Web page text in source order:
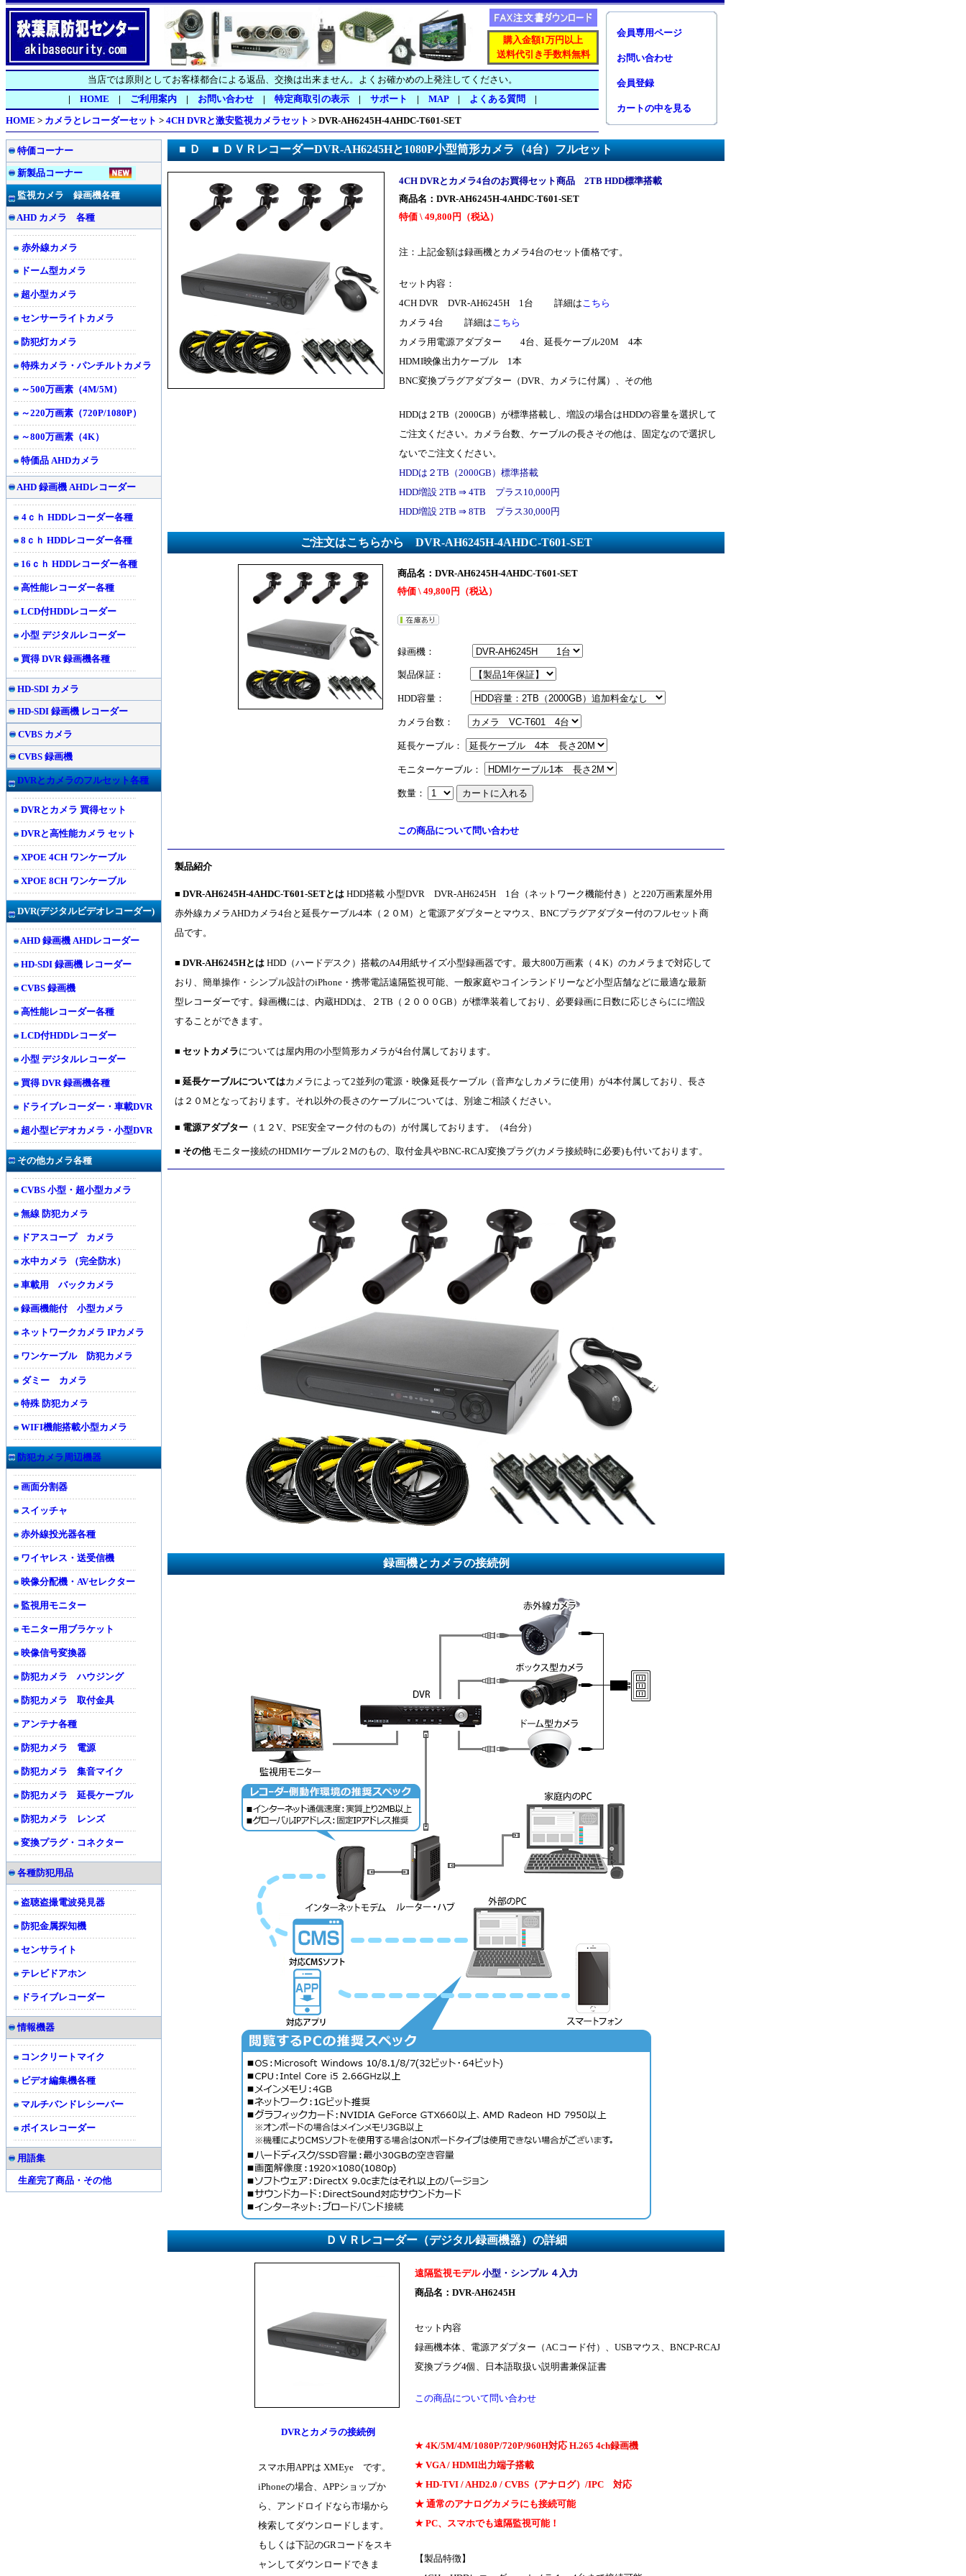
購入金額1万円以上
送料代引き手数料無料
当店では原則としてお客様都合による返品、交換は出来ません。よくお確かめの上発注してください。
| HOME | ご利用案内| お問い合わせ| 特定商取引の表示| サポート | MAP| よくある質問 |
HOME > カメラとレコーダーセット > 4CH DVRと激安監視カメラセット > DVR-AH6245H-4AHDC-T601-SET
会員専用ページ
お問い合わせ
会員登録
カートの中を見る
特価コーナー
新製品コーナー
監視カメラ 録画機各種
AHD カメラ 各種
赤外線カメラ
ドーム型カメラ
超小型カメラ
センサーライトカメラ
防犯灯カメラ
特殊カメラ・パンチルトカメラ
～500万画素（4M/5M）
～220万画素（720P/1080P）
～800万画素（4K）
特価品 AHDカメラ
AHD 録画機 AHDレコーダー
4ｃｈ HDDレコーダー各種
8ｃｈ HDDレコーダー各種
16ｃｈ HDDレコーダー各種
高性能レコーダー各種
LCD付HDDレコーダー
小型 デジタルレコーダー
買得 DVR 録画機各種
HD-SDI カメラ
HD-SDI 録画機 レコーダー
CVBS カメラ
CVBS 録画機
DVRとカメラのフルセット各種
DVRとカメラ 買得セット
DVRと高性能カメラ セット
XPOE 4CH ワンケーブル
XPOE 8CH ワンケーブル
DVR(デジタルビデオレコーダー)
AHD 録画機 AHDレコーダー
HD-SDI 録画機 レコーダー
CVBS 録画機
高性能レコーダー各種
LCD付HDDレコーダー
小型 デジタルレコーダー
買得 DVR 録画機各種
ドライブレコーダー・車載DVR
超小型ビデオカメラ・小型DVR
その他カメラ各種
CVBS 小型・超小型カメラ
無線 防犯カメラ
ドアスコープ カメラ
水中カメラ （完全防水）
車載用 バックカメラ
録画機能付 小型カメラ
ネットワークカメラ IPカメラ
ワンケーブル 防犯カメラ
ダミー カメラ
特殊 防犯カメラ
WIFI機能搭載小型カメラ
防犯カメラ周辺機器
画面分割器
スイッチャ
赤外線投光器各種
ワイヤレス・送受信機
映像分配機・AVセレクター
監視用モニター
モニター用ブラケット
映像信号変換器
防犯カメラ ハウジング
防犯カメラ 取付金具
アンテナ各種
防犯カメラ 電源
防犯カメラ 集音マイク
防犯カメラ 延長ケーブル
防犯カメラ レンズ
変換プラグ・コネクター
各種防犯用品
盗聴盗撮電波発見器
防犯金属探知機
センサライト
テレビドアホン
ドライブレコーダー
情報機器
コンクリートマイク
ビデオ編集機各種
マルチバンドレシーバー
ボイスレコーダー
用語集
生産完了商品・その他
■ Ｄ ■ ＤＶＲレコーダーDVR-AH6245Hと1080P小型筒形カメラ（4台）フルセット
4CH DVRとカメラ4台のお買得セット商品 2TB HDD標準搭載
商品名：DVR-AH6245H-4AHDC-T601-SET
特価 \ 49,800 円（税込）
注：上記金額は録画機とカメラ4台のセット価格です。
セット内容：
4CH DVR DVR-AH6245H 1台 詳細はこちら
カメラ 4台 詳細はこちら
カメラ用電源アダプター 4台、延長ケーブル20M 4本
HDMI映像出力ケーブル 1本
BNC変換プラグアダプター（DVR、カメラに付属）、その他
HDDは２TB（2000GB）が標準搭載し、増設の場合はHDDの容量を選択して
ご注文ください。カメラ台数、ケーブルの長さその他は、固定なので選択し
ないでご注文ください。
HDDは２TB（2000GB）標準搭載
HDD増設 2TB ⇒ 4TB プラス10,000円
HDD増設 2TB ⇒ 8TB プラス30,000円
ご注文はこちらからDVR-AH6245H-4AHDC-T601-SET
商品名：DVR-AH6245H-4AHDC-T601-SET
特価 \ 49,800 円（税込）
録画機：
製品保証：
HDD容量：
カメラ台数：
延長ケーブル：
モニターケーブル：
数量：
この商品について問い合わせ
製品紹介
■ DVR-AH6245H-4AHDC-T601-SETとは HDD搭載 小型DVR DVR-AH6245H 1台（ネットワーク機能付き）と220万画素屋外用
赤外線カメラAHDカメラ4台と延長ケーブル4本（２０M）と電源アダプターとマウス、BNCプラグアダプター付のフルセット商
品です。
■ DVR-AH6245Hとは HDD（ハードデスク）搭載のA4用紙サイズ小型録画器です。最大800万画素（４K）のカメラまで対応して
おり、簡単操作・シンプル設計のiPhone・携帯電話遠隔監視可能、一般家庭やコインランドリーなど小型店舗などに最適な最新
型レコーダーです。録画機には、内蔵HDDは、２TB（２０００GB）が標準装着しており、必要録画に日数に応じさらにに増設
することができます。
■ セットカメラについては屋内用の小型筒形カメラが4台付属しております。
■ 延長ケーブルについてはカメラによって2並列の電源・映像延長ケーブル（音声なしカメラに使用）が4本付属しており、長さ
は２０Mとなっております。それ以外の長さのケーブルについては、別途ご相談ください。
■ 電源アダプター （１２V、PSE安全マーク付のもの）が付属しております。（4台分）
■ その他モニター接続のHDMIケーブル２Mのもの、取付金具やBNC-RCAJ変換プラグ(カメラ接続時に必要)も付いております。
録画機とカメラの接続例
ＤＶＲレコーダー（デジタル録画機器）の詳細
DVRとカメラの接続例
スマホ用APPは XMEye です。
iPhoneの場合、APPショップか
ら、アンドロイドなら市場から
検索してダウンロードします。
もしくは下記のGRコードをスキ
ャンしてダウンロードできま
遠隔監視モデル小型・シンプル ４入力
商品名：DVR-AH6245H
セット内容
録画機本体、電源アダプター（ACコード付）、USBマウス、BNCP-RCAJ
変換プラグ4個、日本語取扱い説明書兼保証書
この商品について問い合わせ
★ 4K/5M/4M/1080P/720P/960H対応 H.265 4ch録画機
★ VGA / HDMI出力端子搭載
★ HD-TVI / AHD2.0 / CVBS（アナログ）/IPC 対応
★ 通常のアナログカメラにも接続可能
★ PC、スマホでも遠隔監視可能！
【製品特徴】